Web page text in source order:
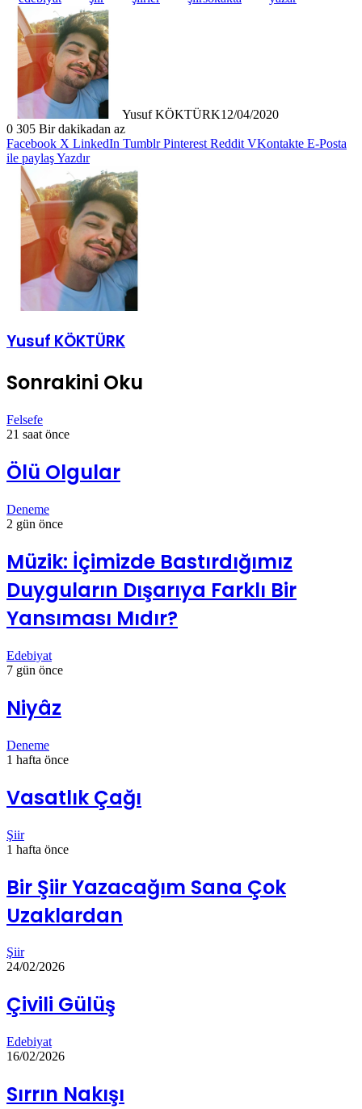
Yusuf KÖKTÜRK12/04/2020
0 305 Bir dakikadan az
Facebook X LinkedIn Tumblr Pinterest Reddit VKontakte E-Posta
ile paylaşYazdır
Yusuf KÖKTÜRK
Sonrakini Oku
Felsefe
21 saat önce
Ölü Olgular
Deneme
2 gün önce
Müzik: İçimizde Bastırdığımız
Duyguların Dışarıya Farklı Bir
Yansıması Mıdır?
Edebiyat
7 gün önce
Niyâz
Deneme
1 hafta önce
Vasatlık Çağı
Şiir
1 hafta önce
Bir Şiir Yazacağım Sana Çok
Uzaklardan
Şiir
24/02/2026
Çivili Gülüş
Edebiyat
16/02/2026
Sırrın Nakışı